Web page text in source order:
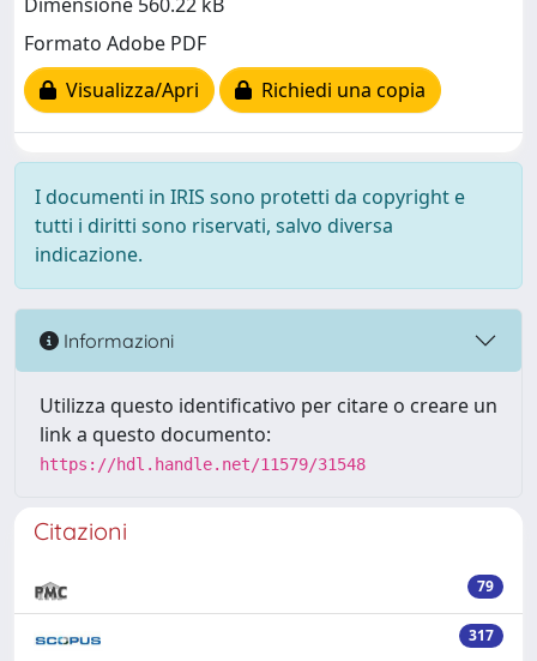
Formato Adobe PDF
Visualizza/Apri
Richiedi una copia
I documenti in IRIS sono protetti da copyright e
tutti i diritti sono riservati, salvo diversa
indicazione.
Informazioni
Utilizza questo identificativo per citare o creare un
link a questo documento:
https://hdl.handle.net/11579/31548
Citazioni
79
317